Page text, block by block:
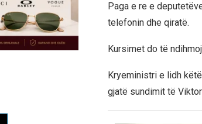
Paga e re e
telefonin dhe qiratë.
Kursimet do të
Kryeministri e lidh
gjatë sundimit të Viktor